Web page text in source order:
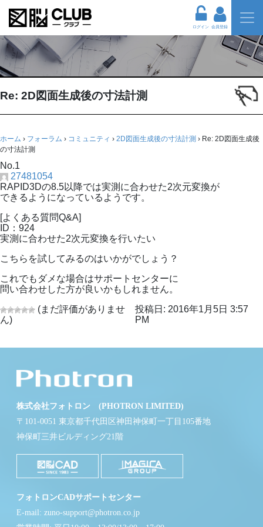
ログイン 会員登録
Re: 2D図面生成後の寸法計測
ホーム › フォーラム › コミュニティ › 2D図面生成後の寸法計測 › Re: 2D図面生成後
の寸法計測
No.1
27481054
RAPID3Dの8.5以降では実測に合わせた2次元変換が
できるようになっているようです。
[よくある質問Q&A]
ID：924
実測に合わせた2次元変換を行いたい
こちらを試してみるのはいかがでしょう？
これでもダメな場合はサポートセンターに
問い合わせした方が良いかもしれません。
(まだ評価がありませ
ん)
投稿日: 2016年1月5日 3:57
PM
株式会社フォトロン (PHOTRON LIMITED)
〒101-0051 東京都千代田区神田神保町一丁目105番地
神保町三井ビルディング21階
フォトロンCADサポートセンター
E-mail: zuno-support@photron.co.jp